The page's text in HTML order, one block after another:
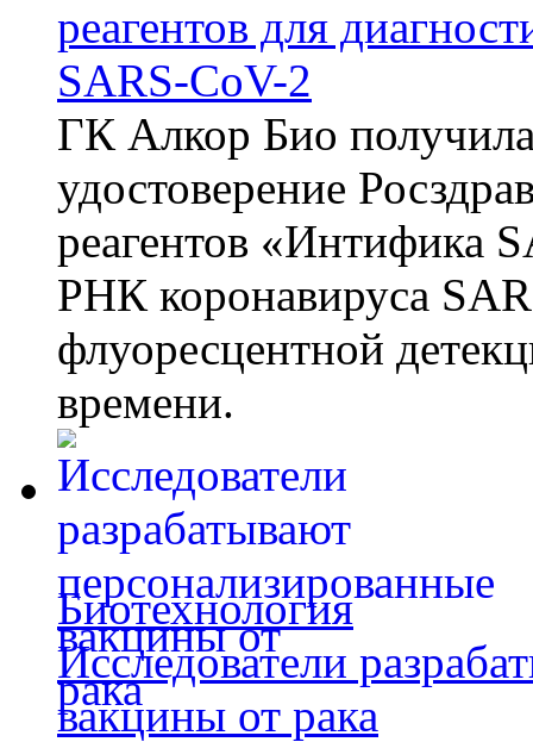
реагентов для
SARS-CoV-2
ГК Алкор Био
удостоверение
реагентов «Интифика
РНК коронавируса
флуоресцентной
времени.
Биотехнология
Исследователи
вакцины от рака